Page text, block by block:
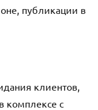
публикации в
клиентов,
комплексе с